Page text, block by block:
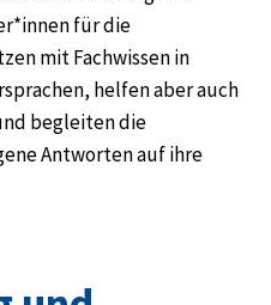
für die
mit Fachwissen in
helfen aber auch
begleiten die
Antworten auf ihre